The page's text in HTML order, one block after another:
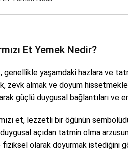
Et Yemek Nedir?
genellikle yaşamdaki hazlara ve
zevk almak ve doyum hissetmekle
güçlü duygusal bağlantıları ve
et, lezzetli bir öğünün
duygusal açıdan tatmin olma
olarak doyurmak istediğini